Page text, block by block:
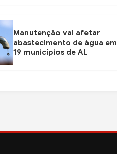
Manutenção vai afetar
abastecimento de água em
19 municípios de AL